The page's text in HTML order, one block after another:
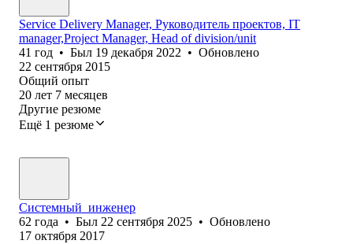
Service Delivery Manager, Руководитель проектов, IT
manager,Project Manager, Head of division/unit
41 год • Был 19 декабря 2022 • Обновлено
22 сентября 2015
Общий опыт
20 лет 7 месяцев
Другие резюме
Ещё 1 резюме
Системный_инженер
62 года • Был 22 сентября 2025 • Обновлено
17 октября 2017